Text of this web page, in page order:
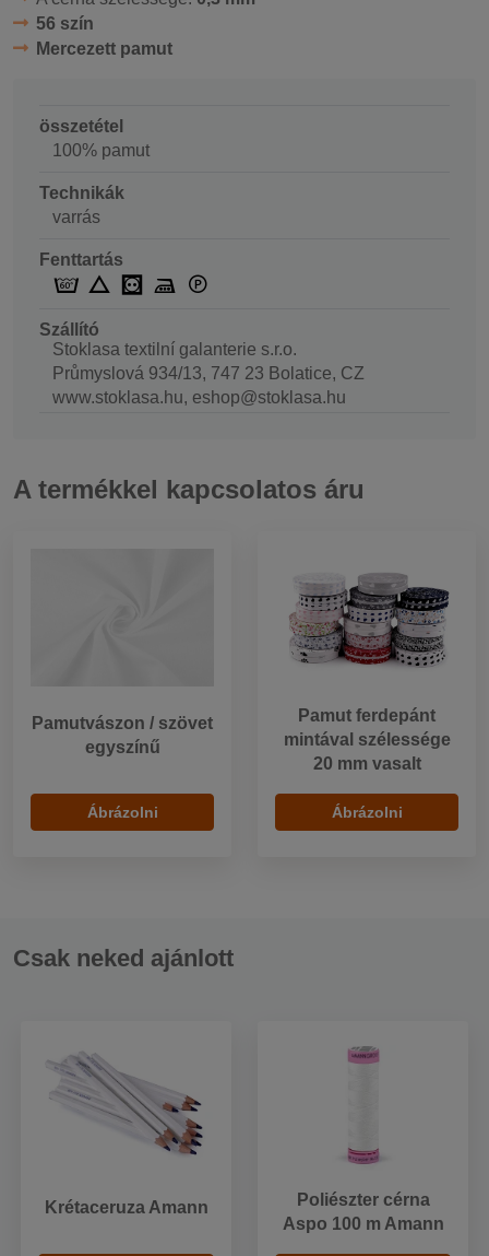
56 szín
Mercezett pamut
összetétel
100% pamut
Technikák
varrás
Fenttartás
Szállító
Stoklasa textilní galanterie s.r.o.
Průmyslová 934/13, 747 23 Bolatice, CZ
www.stoklasa.hu, eshop@stoklasa.hu
A termékkel kapcsolatos áru
Pamutvászon / szövet
egyszínű
Ábrázolni
Pamut ferdepánt
mintával szélessége
20 mm vasalt
Ábrázolni
Csak neked ajánlott
Krétaceruza Amann
Poliészter cérna
Aspo 100 m Amann